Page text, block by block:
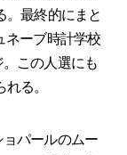
。最終的にまと
ネーブ時計学校
この人選にも
る。
パールのムー